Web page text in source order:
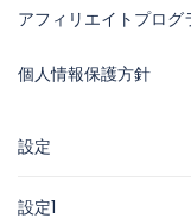
アフィリエイトプログ
個人情報保護方針
設定
設定1